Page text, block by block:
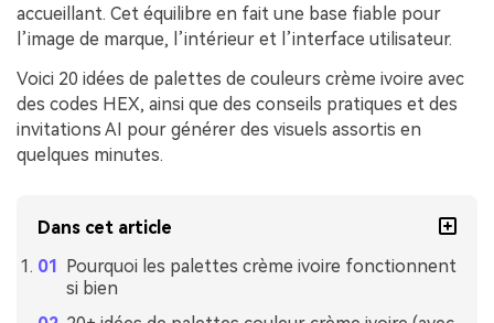
accueillant. Cet équilibre en fait une base fiable pour
l’image de marque, l’intérieur et l’interface utilisateur.
Voici 20 idées de palettes de couleurs crème ivoire avec
des codes HEX, ainsi que des conseils pratiques et des
invitations AI pour générer des visuels assortis en
quelques minutes.
Dans cet article
Pourquoi les palettes crème ivoire fonctionnent
si bien